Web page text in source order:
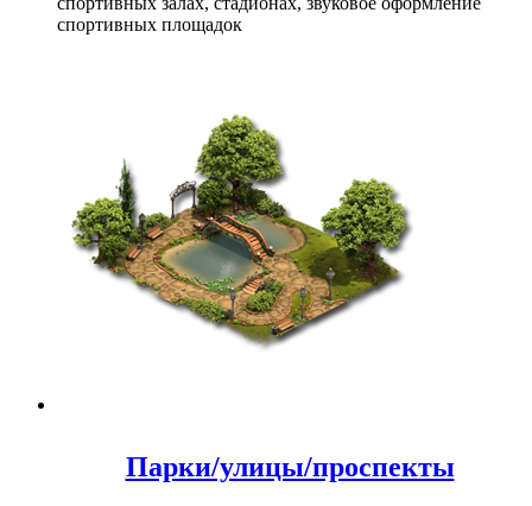
спортивных площадок
Парки/улицы/проспекты